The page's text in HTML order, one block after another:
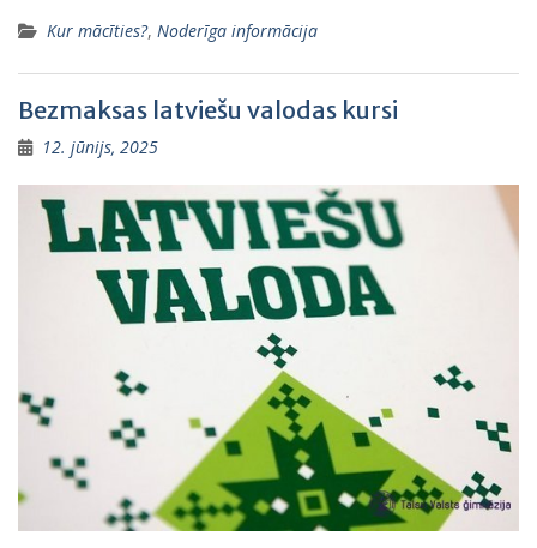
Kur mācīties?, Noderīga informācija
Bezmaksas latviešu valodas kursi
12. jūnijs, 2025